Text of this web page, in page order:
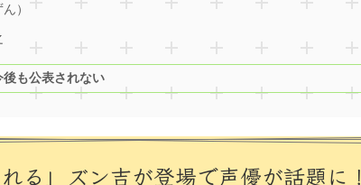
）
も公表されない
る」ズン吉が登場で声優が話題に！